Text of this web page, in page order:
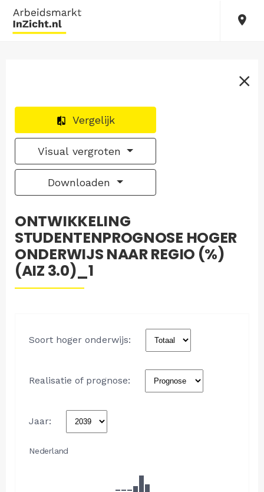
Vergelijk
Visual vergroten
Downloaden
ONTWIKKELING
STUDENTENPROGNOSE HOGER
ONDERWIJS NAAR REGIO (%)
(AIZ 3.0)_1